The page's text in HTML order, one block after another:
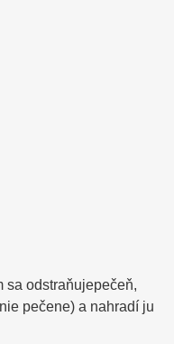
sa odstraňujepečeň,
pečene) a nahradí ju